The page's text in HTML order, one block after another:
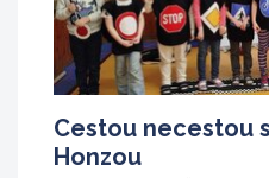
Cestou necestou
Honzou